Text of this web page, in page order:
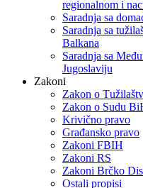
regionalnom i
Saradnja sa
Saradnja sa
Balkana
Saradnja sa
Jugoslaviju
Zakoni
Zakon o
Zakon o Sudu
Krivično pravo
Građansko pravo
Zakoni FBIH
Zakoni RS
Zakoni Brčko
Ostali propisi